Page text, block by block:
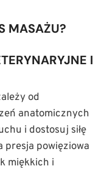
MASAŻU?
I
od
anatomicznych
i dostosuj siłę
presja powięziowa
miękkich i